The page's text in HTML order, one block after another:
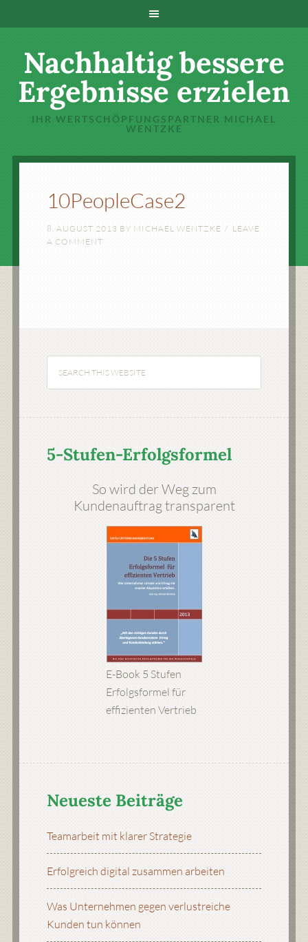
Nachhaltig bessere
Ergebnisse erzielen
IHR WERTSCHÖPFUNGSPARTNER MICHAEL
WENTZKE
10PeopleCase2
8. AUGUST 2013 BY MICHAEL WENTZKE
LEAVE
A COMMENT
5-Stufen-Erfolgsformel
So wird der Weg zum
Kundenauftrag transparent
E-Book 5 Stufen
Erfolgsformel für
effizienten Vertrieb
Neueste Beiträge
Teamarbeit mit klarer Strategie
Erfolgreich digital zusammen arbeiten
Was Unternehmen gegen verlustreiche
Kunden tun können